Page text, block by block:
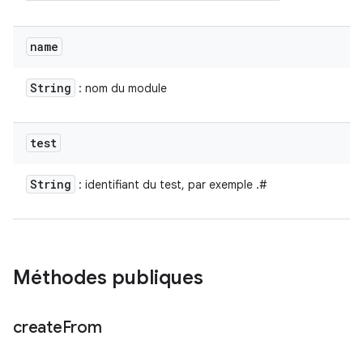
name
String : nom du module
test
String : identifiant du test, par exemple .#
Méthodes publiques
createFrom